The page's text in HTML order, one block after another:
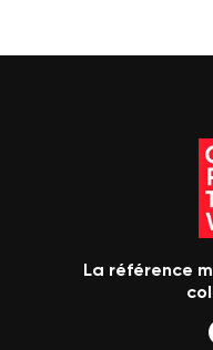
La référence